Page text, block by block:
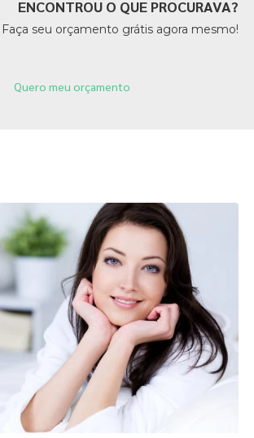
ENCONTROU O QUE PROCURAVA?
Faça seu orçamento grátis agora mesmo!
Quero meu orçamento